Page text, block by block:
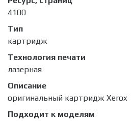
4100
Тип
картридж
Технология печати
лазерная
Описание
оригинальный картридж Xerox
Подходит к моделям